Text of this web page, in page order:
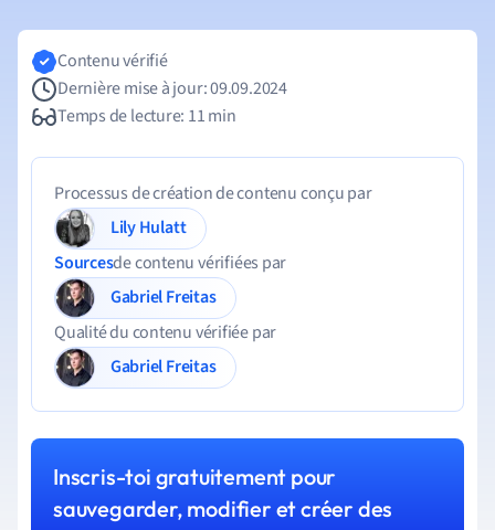
Contenu vérifié
Dernière mise à jour: 09.09.2024
Temps de lecture: 11 min
Processus de création de contenu conçu par
Lily Hulatt
Sourcesde contenu vérifiées par
Gabriel Freitas
Qualité du contenu vérifiée par
Gabriel Freitas
Inscris-toi gratuitement pour
sauvegarder, modifier et créer des